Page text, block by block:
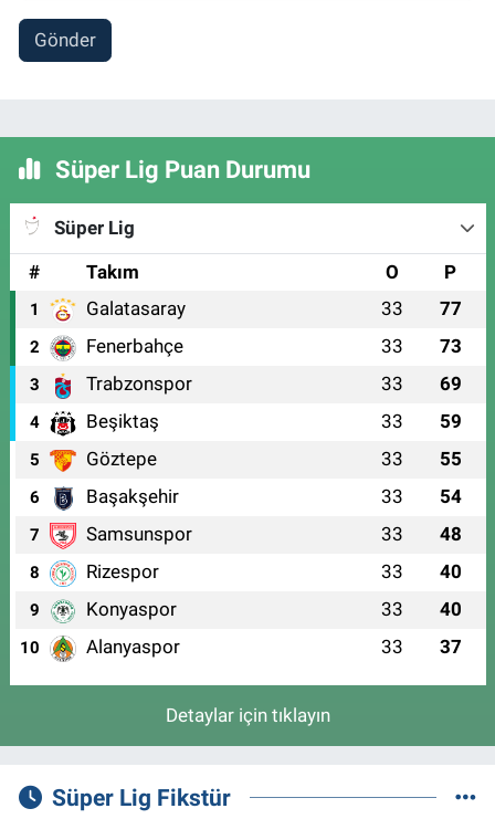
Gönder
Süper Lig Puan Durumu
Süper Lig
#
Takım O P
1 Galatasaray 33 77
2 Fenerbahçe 33 73
3 Trabzonspor 33 69
4 Beşiktaş 33 59
5 Göztepe 33 55
6 Başakşehir 33 54
7 Samsunspor 33 48
8 Rizespor 33 40
9 Konyaspor 33 40
10 Alanyaspor 33 37
Detaylar için tıklayın
Süper Lig Fikstür